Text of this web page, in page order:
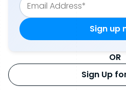
OR
Sign Up